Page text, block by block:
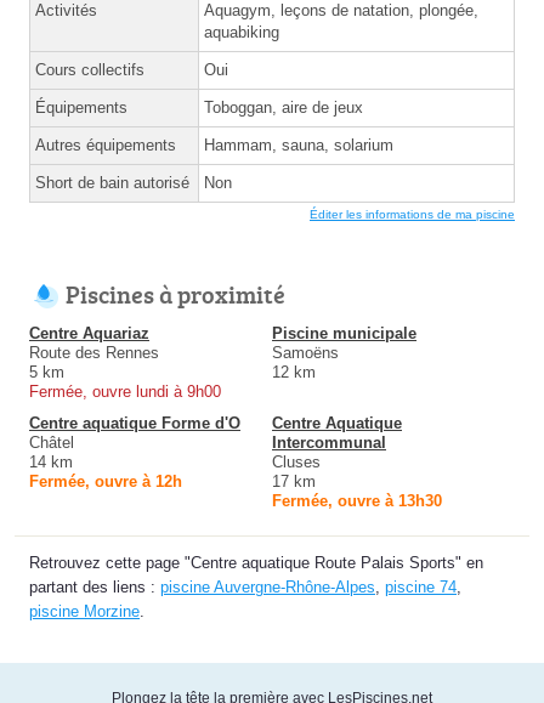
Activités
Aquagym, leçons de natation, plongée,
aquabiking
Cours collectifs Oui
Équipements Toboggan, aire de jeux
Autres équipements Hammam, sauna, solarium
Short de bain autorisé Non
Éditer les informations de ma piscine
Piscines à proximité
Centre Aquariaz
Route des Rennes
5 km
Fermée, ouvre lundi à 9h00
Piscine municipale
Samoëns
12 km
Centre aquatique Forme d'O
Châtel
14 km
Fermée, ouvre à 12h
Centre Aquatique
Intercommunal
Cluses
17 km
Fermée, ouvre à 13h30
Retrouvez cette page "Centre aquatique Route Palais Sports" en
partant des liens : piscine Auvergne-Rhône-Alpes, piscine 74,
piscine Morzine.
Plongez la tête la première avec LesPiscines.net